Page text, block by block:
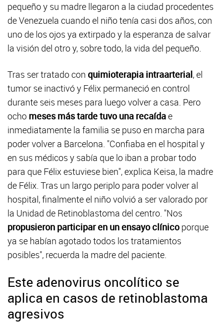
pequeño y su madre llegaron a la ciudad procedentes
de Venezuela cuando el niño tenía casi dos años, con
uno de los ojos ya extirpado y la esperanza de salvar
la visión del otro y, sobre todo, la vida del pequeño.
Tras ser tratado con quimioterapia intraarterial, el
tumor se inactivó y Félix permaneció en control
durante seis meses para luego volver a casa. Pero
ocho meses más tarde tuvo una recaídae
inmediatamente la familia se puso en marcha para
poder volver a Barcelona. "Confiaba en el hospital y
en sus médicos y sabía que lo iban a probar todo
para que Félix estuviese bien", explica Keisa, la madre
de Félix. Tras un largo periplo para poder volver al
hospital, finalmente el niño volvió a ser valorado por
la Unidad de Retinoblastoma del centro. "Nos
propusieron participar en un ensayo clínicoporque
ya se habían agotado todos los tratamientos
posibles", recuerda la madre del paciente.
Este adenovirus oncolítico se
aplica en casos de retinoblastoma
agresivos